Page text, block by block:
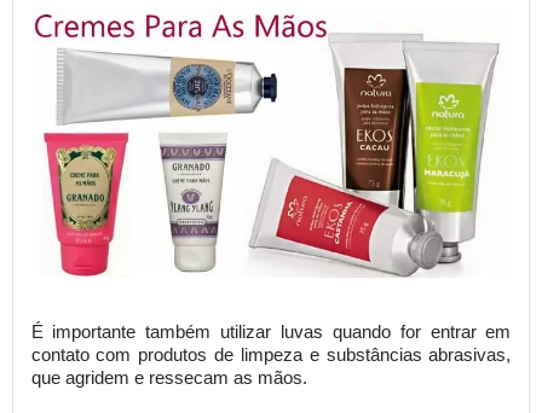
É importante também utilizar luvas quando for entrar em
contato com produtos de limpeza e substâncias abrasivas,
que agridem e ressecam as mãos.